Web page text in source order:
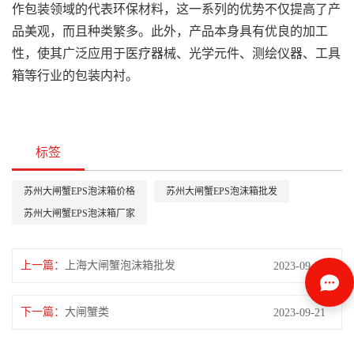
作包装领域的代表环保材料，这一系列的优势不仅提高了产
品美观，而且种类繁多。此外，产品本身具有优良的加工
性，使其广泛应用于医疗器械、光学元件、测绘仪器、工具
箱等行业的包装内衬。
标签
苏州大闸蟹EPS泡沫箱价格
苏州大闸蟹EPS泡沫箱批发
苏州大闸蟹EPS泡沫箱厂家
上一篇： 上海大闸蟹泡沫箱批发 2023-09-21
下一篇： 大闸蟹类 2023-09-21